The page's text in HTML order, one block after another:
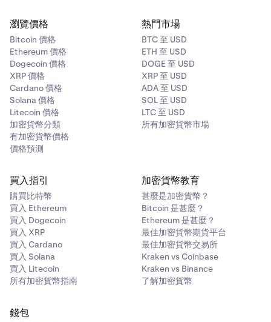
瀏覽價格
Bitcoin 價格
Ethereum 價格
Dogecoin 價格
XRP 價格
Cardano 價格
Solana 價格
Litecoin 價格
加密貨幣分類
有加密貨幣價格
價格預測
熱門市場
BTC 至 USD
ETH 至 USD
DOGE 至 USD
XRP 至 USD
ADA 至 USD
SOL 至 USD
LTC 至 USD
所有加密貨幣市場
買入指引
購買比特幣
買入 Ethereum
買入 Dogecoin
買入 XRP
買入 Cardano
買入 Solana
買入 Litecoin
所有加密貨幣指南
加密貨幣教育
甚麼是加密貨幣？
Bitcoin 是甚麼？
Ethereum 是甚麼？
最佳加密貨幣期貨平台
最佳加密貨幣交易所
Kraken vs Coinbase
Kraken vs Binance
了解加密貨幣
錢包